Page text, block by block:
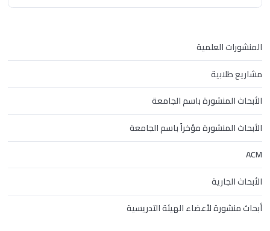
المنشورات العلمية
مشاريع طلابية
الأبحاث المنشورة باسم الجامعة
الأبحاث المنشورة مؤخراً باسم الجامعة
ACM
الأبحاث الجارية
أبحاث منشورة لأعضاء الهيئة التدريسية